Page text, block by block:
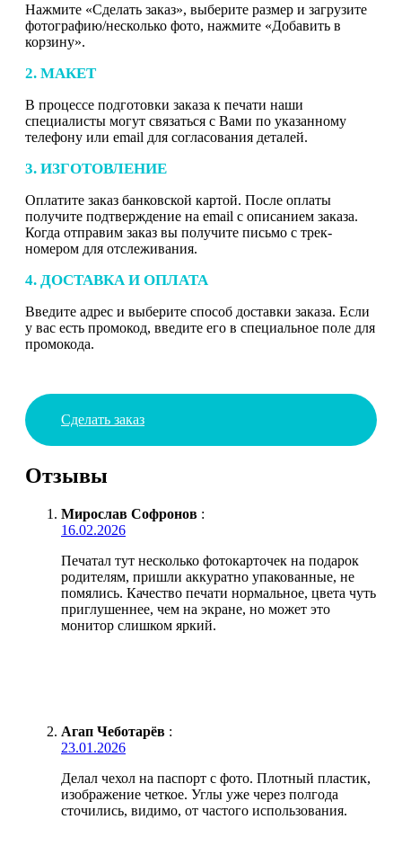
Нажмите «Сделать заказ», выберите размер и загрузите
фотографию/несколько фото, нажмите «Добавить в
корзину».
2. МАКЕТ
В процессе подготовки заказа к печати наши
специалисты могут связаться с Вами по указанному
телефону или email для согласования деталей.
3. ИЗГОТОВЛЕНИЕ
Оплатите заказ банковской картой. После оплаты
получите подтверждение на email с описанием заказа.
Когда отправим заказ вы получите письмо с трек-
номером для отслеживания.
4. ДОСТАВКА И ОПЛАТА
Введите адрес и выберите способ доставки заказа. Если
у вас есть промокод, введите его в специальное поле для
промокода.
Сделать заказ
Отзывы
Мирослав Софронов :
16.02.2026
Печатал тут несколько фотокарточек на подарок
родителям, пришли аккуратно упакованные, не
помялись. Качество печати нормальное, цвета чуть
приглушеннее, чем на экране, но может это
монитор слишком яркий.
Агап Чеботарёв :
23.01.2026
Делал чехол на паспорт с фото. Плотный пластик,
изображение четкое. Углы уже через полгода
сточились, видимо, от частого использования.